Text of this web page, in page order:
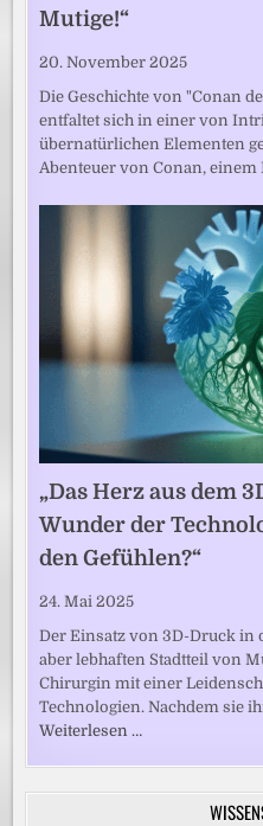
Mutige!“
20. November 2025
Die Geschichte von "Conan
entfaltet sich in einer von
übernatürlichen Elementen
Abenteuer von Conan,
„Das Herz aus dem
Wunder der
den Gefühlen?“
24. Mai 2025
Der Einsatz von 3D-Druck
aber lebhaften Stadtteil von
Chirurgin mit einer
Technologien. Nachdem sie
Weiterlesen …